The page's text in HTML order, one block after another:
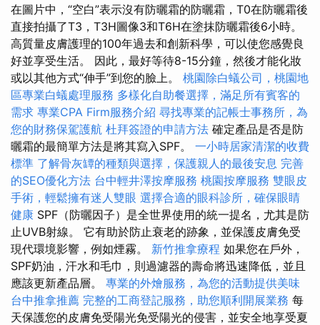
在圖片中，“空白”表示沒有防曬霜的防曬霜，T0在防曬霜後
直接拍攝了T3，T3H圖像3和T6H在塗抹防曬霜後6小時。
高質量皮膚護理的100年過去和創新科學，可以使您感覺良
好並享受生活。 因此，最好等待8-15分鐘，然後才能化妝
或以其他方式“伸手”到您的臉上。 桃園除白蟻公司，桃園地
區專業白蟻處理服務 多樣化自助餐選擇，滿足所有賓客的
需求 專業CPA Firm服務介紹 尋找專業的記帳士事務所，為
您的財務保駕護航 杜拜簽證的申請方法 確定產品是否是防
曬霜的最簡單方法是將其寫入SPF。 一小時居家清潔的收費
標準 了解骨灰罈的種類與選擇，保護親人的最後安息 完善
的SEO優化方法 台中輕井澤按摩服務 桃園按摩服務 雙眼皮
手術，輕鬆擁有迷人雙眼 選擇合適的眼科診所，確保眼睛
健康 SPF（防曬因子）是全世界使用的統一提名，尤其是防
止UVB射線。 它有助於防止衰老的跡象，並保護皮膚免受
現代環境影響，例如煙霧。 新竹推拿療程 如果您在戶外，
SPF奶油，汗水和毛巾，則過濾器的壽命將迅速降低，並且
應該更新產品層。 專業的外燴服務，為您的活動提供美味
台中推拿推薦 完整的工商登記服務，助您順利開展業務 每
天保護您的皮膚免受陽光免受陽光的侵害，並安全地享受夏